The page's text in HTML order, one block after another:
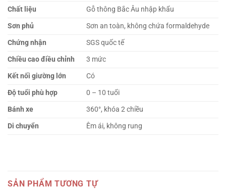
Chất liệu
Gỗ thông Bắc Âu nhập khẩu
Sơn phủ
Sơn an toàn, không chứa formaldehyde
Chứng nhận
SGS quốc tế
Chiều cao điều chỉnh
3 mức
Kết nối giường lớn
Có
Độ tuổi phù hợp
0 – 10 tuổi
Bánh xe
360°, khóa 2 chiều
Di chuyển
Êm ái, không rung
SẢN PHẨM TƯƠNG TỰ